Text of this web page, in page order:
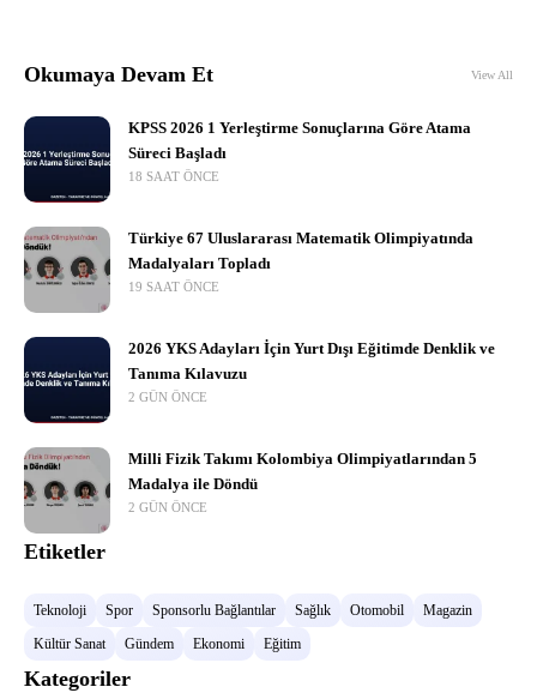
Okumaya Devam Et View All
KPSS 2026 1 Yerleştirme Sonuçlarına Göre Atama
Süreci Başladı
18 SAAT ÖNCE
Türkiye 67 Uluslararası Matematik Olimpiyatında
Madalyaları Topladı
19 SAAT ÖNCE
2026 YKS Adayları İçin Yurt Dışı Eğitimde Denklik ve
Tanıma Kılavuzu
2 GÜN ÖNCE
Milli Fizik Takımı Kolombiya Olimpiyatlarından 5
Madalya ile Döndü
2 GÜN ÖNCE
Etiketler
Teknoloji Spor Sponsorlu Bağlantılar Sağlık Otomobil
Magazin
Kültür Sanat
Gündem Ekonomi Eğitim
Kategoriler